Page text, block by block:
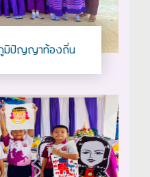
ภูมิปัญญาท้องถิ่น